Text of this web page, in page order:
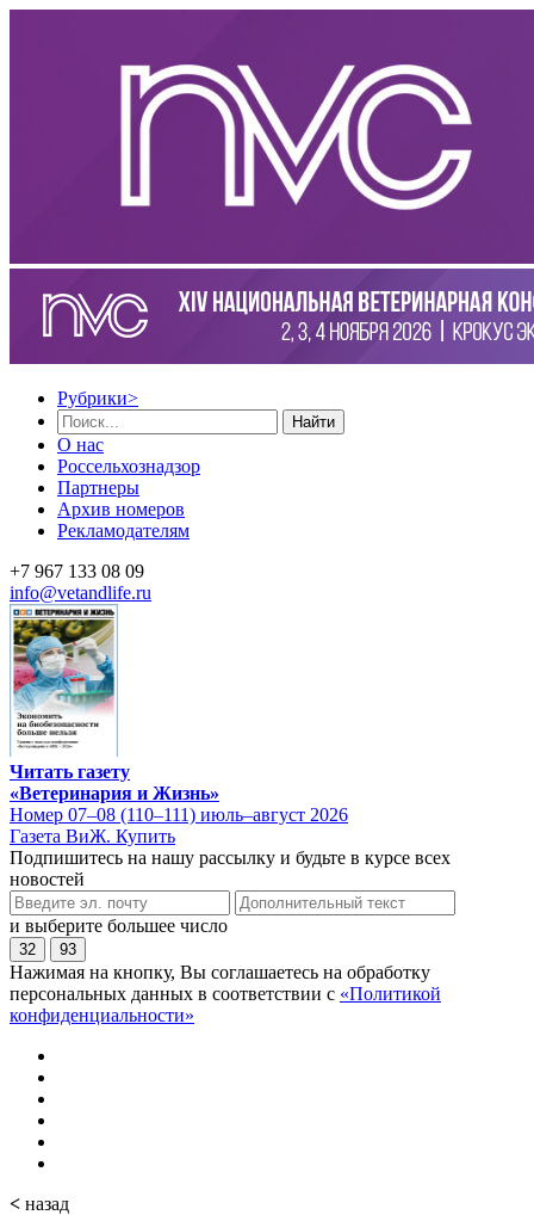
Рубрики>
Найти
О нас
Россельхознадзор
Партнеры
Архив номеров
Рекламодателям
+7 967 133 08 09
info@vetandlife.ru
Читать газету
«Ветеринария и Жизнь»
Номер 07–08 (110–111) июль–август 2026
Газета ВиЖ. Купить
Подпишитесь на нашу рассылку и будьте в курсе всех
новостей
и выберите большее число
32 93
Нажимая на кнопку, Вы соглашаетесь на обработку
персональных данных в соответствии с «Политикой
конфиденциальности»
< назад